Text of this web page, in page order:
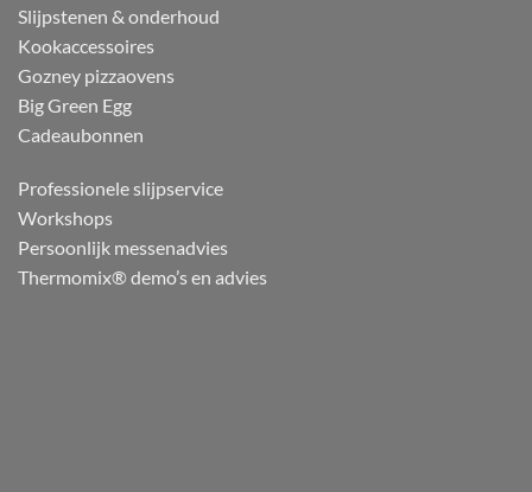
Slijpstenen & onderhoud
Kookaccessoires
Gozney pizzaovens
Big Green Egg
Cadeaubonnen
Professionele slijpservice
Workshops
Persoonlijk messenadvies
Thermomix® demo’s en advies